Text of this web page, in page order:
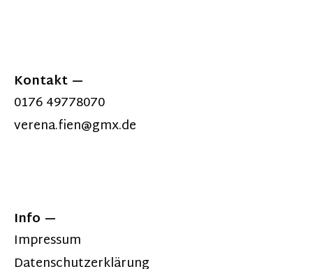
Kontakt
0176 49778070
verena.fien@gmx.de
Info
Impressum
Datenschutzerklärung